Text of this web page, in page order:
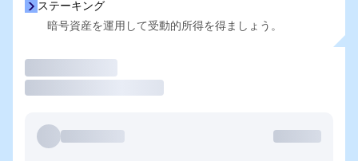
ステーキング
暗号資産を運用して受動的所得を得ましょう。